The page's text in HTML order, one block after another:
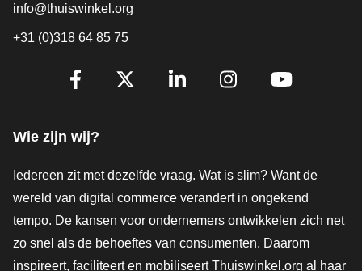
info@thuiswinkel.org
+31 (0)318 64 85 75
Volg je ons al?
Wie zijn wij?
Iedereen zit met dezelfde vraag. Wat is slim? Want de
wereld van digital commerce verandert in ongekend
tempo. De kansen voor ondernemers ontwikkelen zich net
zo snel als de behoeftes van consumenten. Daarom
inspireert, faciliteert en mobiliseert Thuiswinkel.org al haar